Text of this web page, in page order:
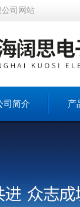
司网站
司简介 产